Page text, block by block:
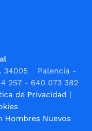
34005 Palencia -
257 - 640 073 382
de Privacidad |
Hombres Nuevos